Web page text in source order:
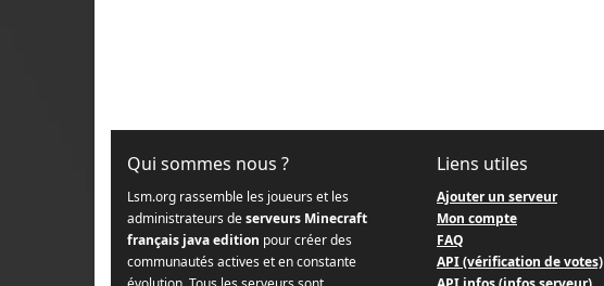
Qui sommes nous ?
Lsm.org rassemble les joueurs et les
administrateurs deserveurs Minecraft
français java edition pour créer des
communautés actives et en constante
Liens utiles
Ajouter un serveur
Mon compte
FAQ
API (vérification de votes)